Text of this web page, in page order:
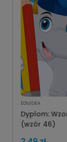
EDUIDEA
Dyplom:
(wzór 46)